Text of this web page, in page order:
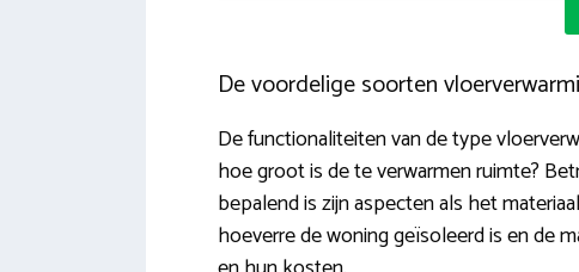
De voordelige soorten
De functionaliteiten van de type
hoe groot is de te verwarmen ruimte?
bepalend is zijn aspecten als het
hoeverre de woning geïsoleerd is en de